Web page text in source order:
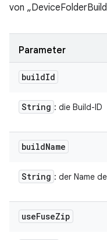
von
Parameter
buildId
String : die Build-ID
buildName
String : der Name
useFuseZip